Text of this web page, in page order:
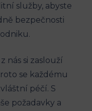
služby, abyste
bezpečnosti
nás si zaslouží
se každému
péčí. S
požadavky a